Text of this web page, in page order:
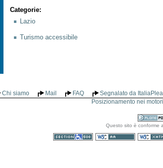
Categorie:
Lazio
Turismo accessibile
Chi siamo Mail FAQ Segnalato da
Posizionamento nei
con
Questo sito è conforme